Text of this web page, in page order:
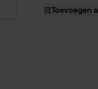
Toevoegen